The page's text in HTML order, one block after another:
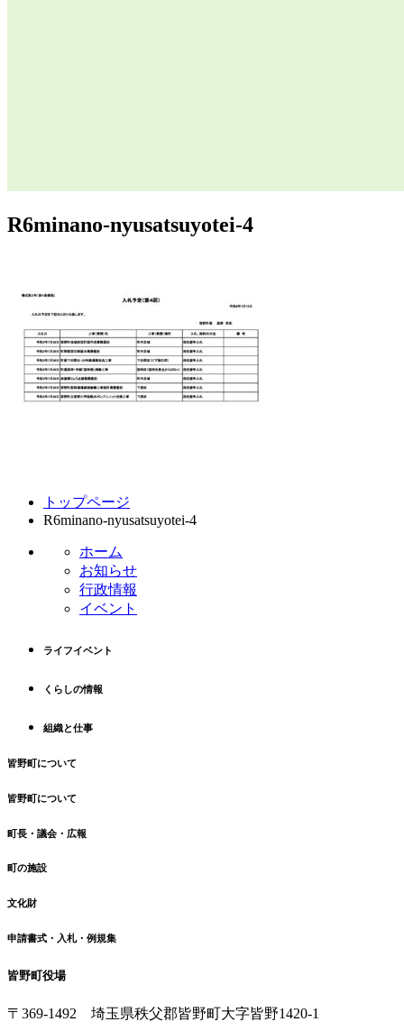
R6minano-nyusatsuyotei-4
トップページ
R6minano-nyusatsuyotei-4
ホーム
お知らせ
行政情報
イベント
ライフイベント
くらしの情報
組織と仕事
皆野町について
皆野町について
町長・議会・広報
町の施設
文化財
申請書式・入札・例規集
皆野町役場
〒369-1492 埼玉県秩父郡皆野町大字皆野1420-1